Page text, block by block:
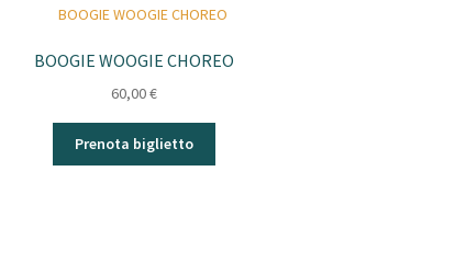
BOOGIE WOOGIE CHOREO
60,00€
Prenota biglietto